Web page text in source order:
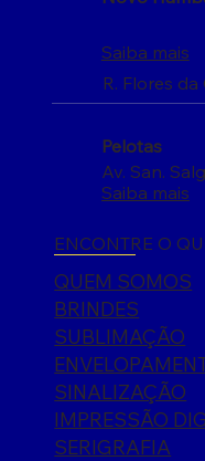
R. Flores da
Saiba mais
Pelotas
Av. San.
Saiba mais
ENCONTRE O
QUEM SOMOS
BRINDES
SUBLIMAÇÃO
SINALIZAÇÃO
IMPRESSÃO
SERIGRAFIA